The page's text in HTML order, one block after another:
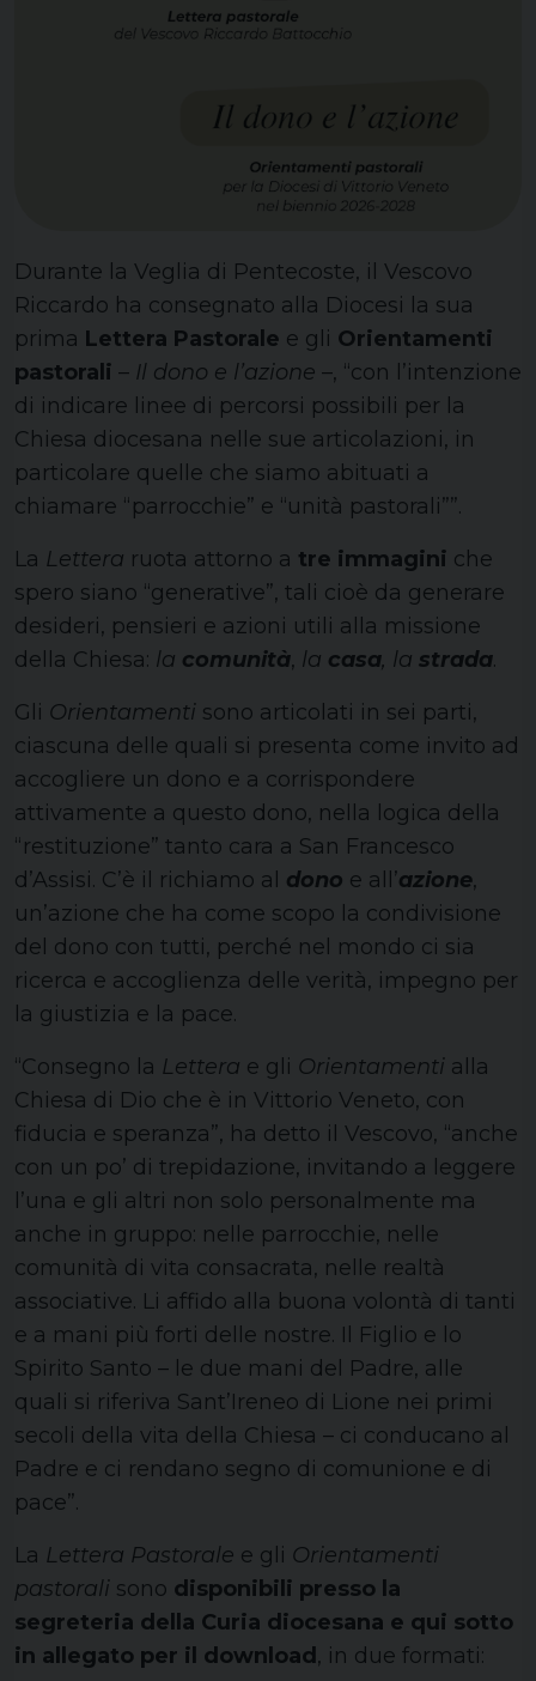
Durante la Veglia di Pentecoste, il Vescovo
Riccardo ha consegnato alla Diocesi la sua
prima Lettera Pastorale e gli Orientamenti
pastorali – Il dono e l’azione –, “con l’intenzione
di indicare linee di percorsi possibili per la
Chiesa diocesana nelle sue articolazioni, in
particolare quelle che siamo abituati a
chiamare “parrocchie” e “unità pastorali””.
La Lettera ruota attorno a tre immagini che
spero siano “generative”, tali cioè da generare
desideri, pensieri e azioni utili alla missione
della Chiesa: la comunità, la casa, la strada.
Gli Orientamenti sono articolati in sei parti,
ciascuna delle quali si presenta come invito ad
accogliere un dono e a corrispondere
attivamente a questo dono, nella logica della
“restituzione” tanto cara a San Francesco
d’Assisi. C’è il richiamo al dono e all’azione,
un’azione che ha come scopo la condivisione
del dono con tutti, perché nel mondo ci sia
ricerca e accoglienza delle verità, impegno per
la giustizia e la pace.
“Consegno la Lettera e gli Orientamenti alla
Chiesa di Dio che è in Vittorio Veneto, con
fiducia e speranza”, ha detto il Vescovo, “anche
con un po’ di trepidazione, invitando a leggere
l’una e gli altri non solo personalmente ma
anche in gruppo: nelle parrocchie, nelle
comunità di vita consacrata, nelle realtà
associative. Li affido alla buona volontà di tanti
e a mani più forti delle nostre. Il Figlio e lo
Spirito Santo – le due mani del Padre, alle
quali si riferiva Sant’Ireneo di Lione nei primi
secoli della vita della Chiesa – ci conducano al
Padre e ci rendano segno di comunione e di
pace”.
La Lettera Pastorale e gli Orientamenti
pastorali sono disponibili presso la
segreteria della Curia diocesana e qui sotto
in allegato per il download , in due formati: